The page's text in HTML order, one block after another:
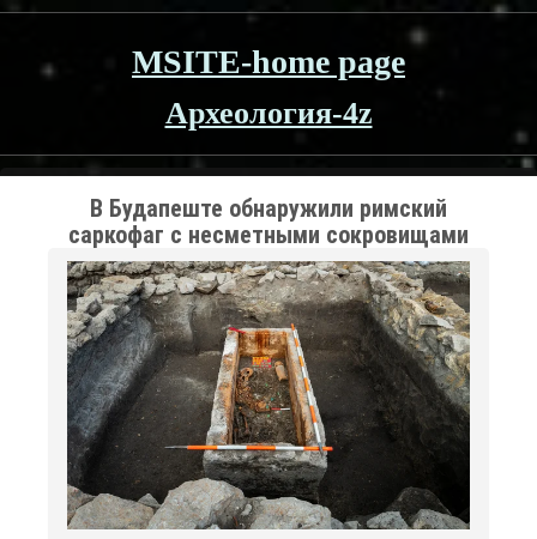
MSITE-home page
Археология-4z
В Будапеште обнаружили римский
саркофаг с несметными сокровищами
молодой аристократки